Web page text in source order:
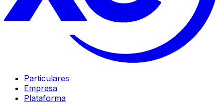
Particulares
Empresa
Plataforma